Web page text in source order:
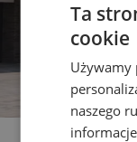
Ta
cookie
Używamy
naszego